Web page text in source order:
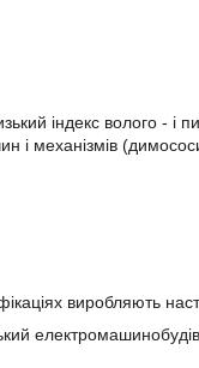
індекс волого - і
і механізмів
виробляють